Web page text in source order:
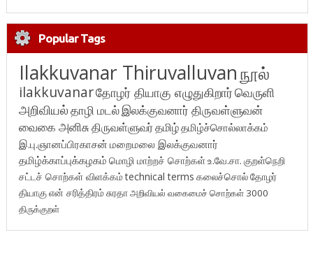
Popular Tags
Ilakkuvanar Thiruvalluvanநூல்
ilakkuvanarதோழர் தியாகு எழுதுகிறார்வெருளி
அறிவியல்தாழி மடல்இலக்குவனார் திருவள்ளுவன்
வைகை அனிசுதிருவள்ளுவர்தமிழ்தமிழ்ச்சொல்லாக்கம்
இ.பு.ஞானப்பிரகாசன் மறைமலை இலக்குவனார்
தமிழ்க்காப்புக்கழகம் மொழி மாற்றச் சொற்கள்உ.வே.சா. குறள்நெறி
சட்டச் சொற்கள் விளக்கம்technical terms கலைச்சொல்தோழர்
தியாகுஎன் சரித்திரம்சுரதாஅறிவியல் வகைமைச் சொற்கள் 3000
திருக்குறள்